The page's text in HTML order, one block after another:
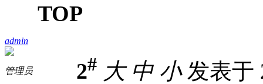
TOP
admin
管理员 2# 大 中 小发表于